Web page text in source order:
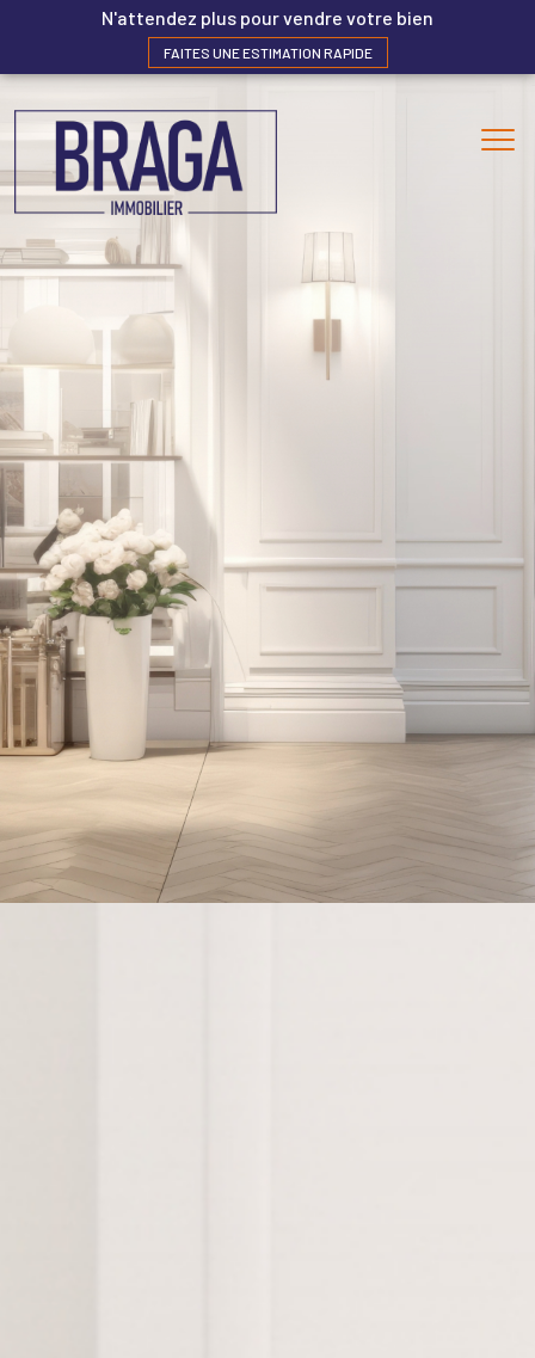
N'attendez plus pour vendre votre bien
FAITES UNE ESTIMATION RAPIDE